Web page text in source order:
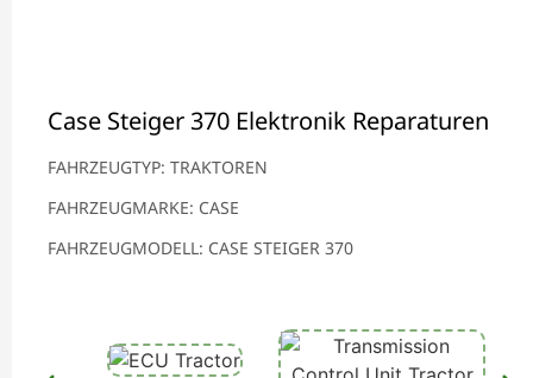
Case Steiger 370 Elektronik Reparaturen
FAHRZEUGTYP: TRAKTOREN
FAHRZEUGMARKE: CASE
FAHRZEUGMODELL: CASE STEIGER 370